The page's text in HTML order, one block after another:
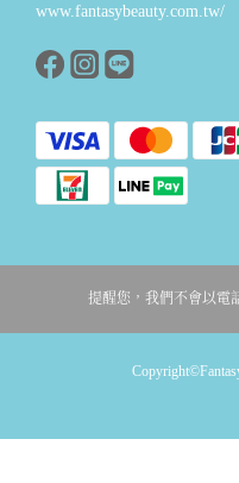
www.fantasybeauty.com.tw/
提醒您，我們不會以電